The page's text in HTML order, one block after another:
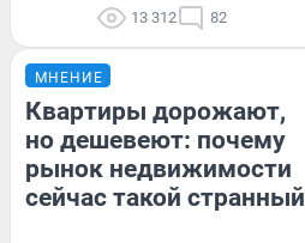
13 312 82
МНЕНИЕ
Квартиры дорожают,
но дешевеют: почему
рынок недвижимости
сейчас такой странный